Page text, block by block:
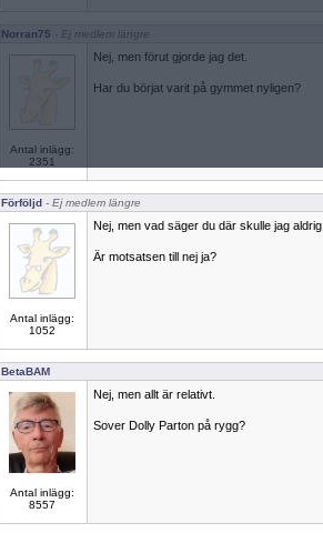
Norran75 - Ej medlem längre
Antal inlägg:
2351
Nej, men förut gjorde jag det.
Har du börjat varit på gymmet nyligen?
Förföljd - Ej medlem längre
Antal inlägg:
1052
Nej, men vad säger du där skulle jag
Är motsatsen till nej ja?
BetaBAM
Antal inlägg:
8557
Nej, men allt är relativt.
Sover Dolly Parton på rygg?